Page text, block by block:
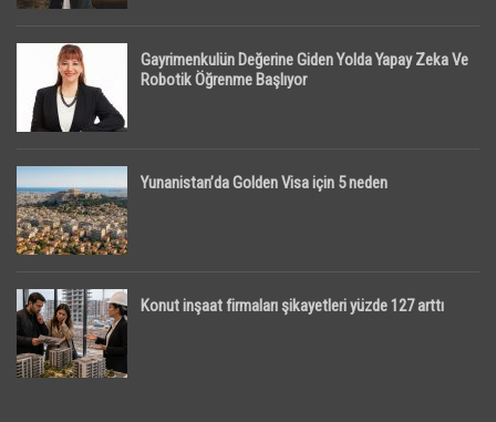
Gayrimenkulün Değerine Giden Yolda Yapay Zeka Ve
Robotik Öğrenme Başlıyor
Yunanistan’da Golden Visa için 5 neden
Konut inşaat firmaları şikayetleri yüzde 127 arttı